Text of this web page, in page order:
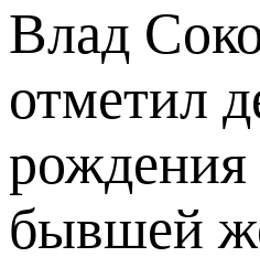
Влад
отметил
рождения
бывшей